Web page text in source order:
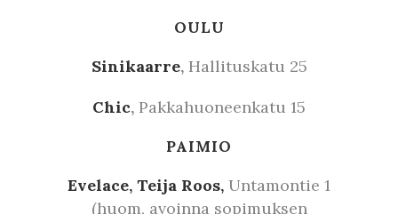
OULU
Sinikaarre,Hallituskatu 25
Chic, Pakkahuoneenkatu 15
PAIMIO
Evelace, Teija Roos, Untamontie 1
(huom, avoinna sopimuksen